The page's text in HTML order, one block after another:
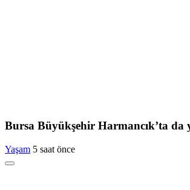
Bursa Büyükşehir Harmancık’ta da
Yaşam 5 saat önce